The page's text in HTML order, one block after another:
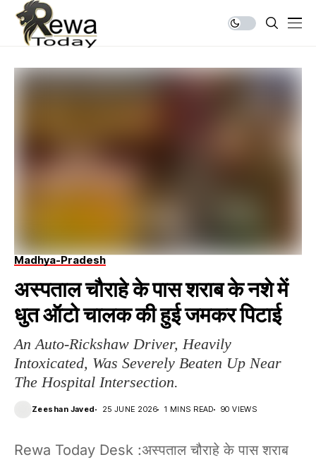
Madhya-Pradesh
अस्पताल चौराहे के पास शराब के नशे में
धुत ऑटो चालक की हुई जमकर पिटाई
An Auto-Rickshaw Driver, Heavily
Intoxicated, Was Severely Beaten Up Near
The Hospital Intersection.
Zeeshan Javed 25 JUNE 2026 1 MINS READ 90 VIEWS
Rewa Today Desk :अस्पताल चौराहे के पास शराब